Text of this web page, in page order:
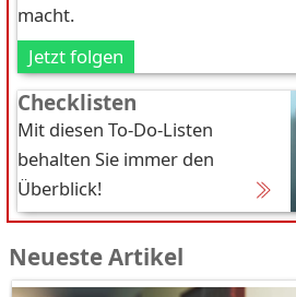
macht.
Jetzt folgen
Checklisten
Mit diesen To-Do-Listen
behalten Sie immer den
Überblick!
Neueste Artikel